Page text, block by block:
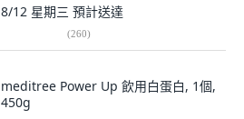
8/12 星期三 預計送達
(260)
meditree Power Up 飲用白蛋白, 1個,
450g